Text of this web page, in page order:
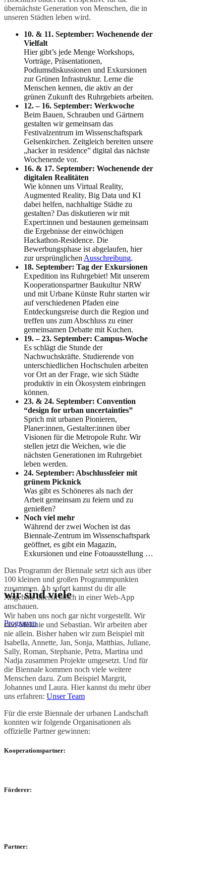
übernächste Generation von Menschen, die in
unseren Städten leben wird.
10. & 11. September: Wochenende der
Vielfalt
Hier gibt’s jede Menge Workshops,
Vorträge, Präsentationen,
Podiumsdiskussionen und Exkursionen
zur Grünen Infrastruktur. Lerne die
Menschen kennen, die aktiv an der
grünen Zukunft des Ruhrgebiets arbeiten.
12. – 16. September: Werkwoche
Beim Bauen, Schrauben und Gärtnern
gestalten wir gemeinsam das
Festivalzentrum im Wissenschaftspark
Gelsenkirchen. Zeitgleich bereiten unsere
„hacker in residence” digital das nächste
Wochenende vor.
16. & 17. September: Wochenende der
digitalen Realitäten
Wie können uns Virtual Reality,
Augmented Reality, Big Data und KI
dabei helfen, nachhaltige Städte zu
gestalten? Das diskutieren wir mit
Expert:innen und bestaunen gemeinsam
die Ergebnisse der einwöchigen
Hackathon-Residence. Die
Bewerbungsphase ist abgelaufen, hier
zur ursprünglichenAusschreibung.
18. September: Tag der Exkursionen
Expedition ins Ruhrgebiet! Mit unserem
Kooperationspartner Baukultur NRW
und mit Urbane Künste Ruhr starten wir
auf verschiedenen Pfaden eine
Entdeckungsreise durch die Region und
treffen uns zum Abschluss zu einer
gemeinsamen Debatte mit Kuchen.
19. – 23. September: Campus-Woche
Es schlägt die Stunde der
Nachwuchskräfte. Studierende von
unterschiedlichen Hochschulen arbeiten
vor Ort an der Frage, wie sich Städte
produktiv in ein Ökosystem einbringen
können.
23. & 24. September: Convention
“design for urban uncertainties”
Sprich mit urbanen Pionieren,
Planer:innen, Gestalter:innen über
Visionen für die Metropole Ruhr. Wir
stellen jetzt die Weichen, wie die
nächsten Generationen im Ruhrgebiet
leben werden.
24. September: Abschlussfeier mit
grünem Picknick
Was gibt es Schöneres als nach der
Arbeit gemeinsam zu feiern und zu
genießen?
Noch viel mehr
Während der zwei Wochen ist das
Biennale-Zentrum im Wissenschaftspark
geöffnet, es gibt ein Magazin,
Exkursionen und eine Fotoausstellung …
Das Programm der Biennale setzt sich aus über
100 kleinen und großen Programmpunkten
zusammen. Ab sofort kannst du dir alle
Angebote übersichtlich in einer Web-App
anschauen.
Programm
wir sind viele
Wir haben uns noch gar nicht vorgestellt. Wir
sind Melanie und Sebastian. Wir arbeiten aber
nie allein. Bisher haben wir zum Beispiel mit
Isabella, Annette, Jan, Sonja, Matthias, Juliane,
Sally, Roman, Stephanie, Petra, Martina und
Nadja zusammen Projekte umgesetzt. Und für
die Biennale kommen noch viele weitere
Menschen dazu. Zum Beispiel Margrit,
Johannes und Laura. Hier kannst du mehr über
uns erfahren: Unser Team
Für die erste Biennale der urbanen Landschaft
konnten wir folgende Organisationen als
offizielle Partner gewinnen:
Kooperationspartner:
Förderer:
Partner: